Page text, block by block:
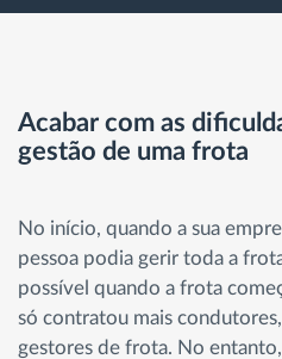
Acabar com as
gestão de uma frota
No início, quando a sua
pessoa podia gerir toda a
possível quando a frota
só contratou mais
gestores de frota. No entanto,